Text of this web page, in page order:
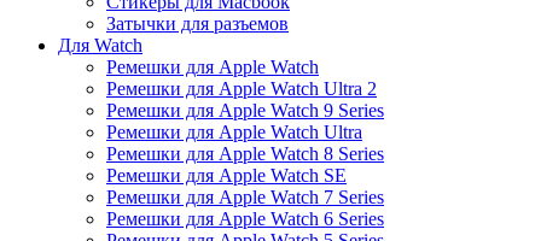
Затычки для разъемов
Для Watch
Ремешки для Apple Watch
Ремешки для Apple Watch Ultra 2
Ремешки для Apple Watch 9 Series
Ремешки для Apple Watch Ultra
Ремешки для Apple Watch 8 Series
Ремешки для Apple Watch SE
Ремешки для Apple Watch 7 Series
Ремешки для Apple Watch 6 Series